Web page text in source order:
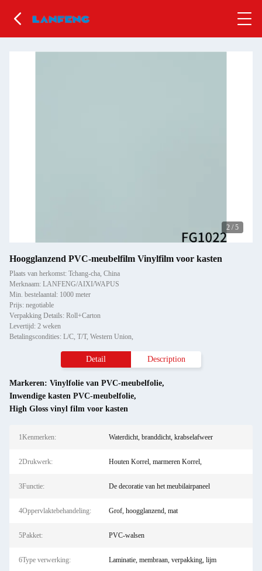
2 / 5
Hoogglanzend PVC-meubelfilm Vinylfilm voor kasten
Plaats van herkomst: Tchang-cha, China
Merknaam: LANFENG/AIXI/WAPUS
Min. bestelaantal: 1000 meter
Prijs: negotiable
Verpakking Details: Roll+Carton
Levertijd: 2 weken
Betalingscondities: L/C, T/T, Western Union,
Detail Description
Markeren: Vinylfolie van PVC-meubelfolie,
Inwendige kasten PVC-meubelfolie,
High Gloss vinyl film voor kasten
1Kenmerken: Waterdicht, branddicht, krabselafweer
2Drukwerk: Houten Korrel, marmeren Korrel,
3Functie: De decoratie van het meubilairpaneel
4Oppervlaktebehandeling: Grof, hoogglanzend, mat
5Pakket: PVC-walsen
6Type verwerking: Laminatie, membraan, verpakking, lijm